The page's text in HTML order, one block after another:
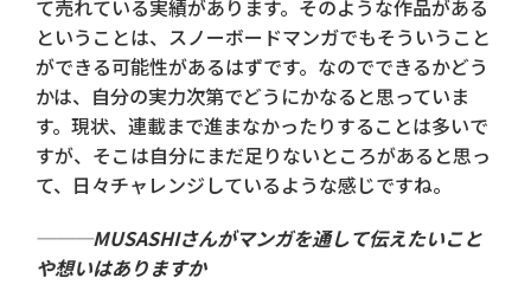
て売れている実績があります。そのような作品がある
ということは、スノーボードマンガでもそういうこと
ができる可能性があるはずです。なのでできるかどう
かは、自分の実力次第でどうにかなると思っていま
す。現状、連載まで進まなかったりすることは多いで
すが、そこは自分にまだ足りないところがあると思っ
て、日々チャレンジしているような感じですね。
───MUSASHIさんがマンガを通して伝えたいこと
や想いはありますか